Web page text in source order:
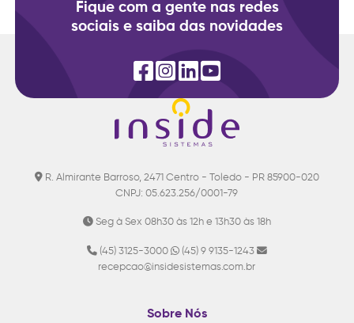
Fique com a gente nas redes
sociais e saiba das novidades
R. Almirante Barroso, 2471 Centro - Toledo - PR 85900-020
CNPJ: 05.623.256/0001-79
Seg à Sex 08h30 às 12h e 13h30 às 18h
(45) 3125-3000
(45) 9 9135-1243
recepcao@insidesistemas.com.br
Sobre Nós